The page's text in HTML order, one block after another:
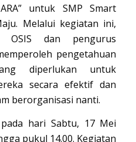
untuk SMP Smart
Melalui kegiatan ini,
OSIS dan pengurus
pengetahuan
diperlukan untuk
secara efektif dan
berorganisasi nanti.
hari Sabtu, 17 Mei
pukul 14.00. Kegiatan